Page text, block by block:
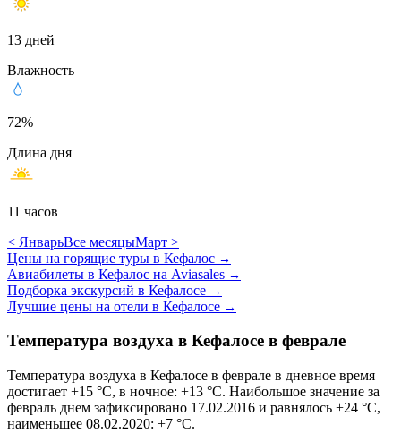
13 дней
Влажность
72%
Длина дня
11 часов
< ЯнварьВсе месяцыМарт >
Цены на горящие туры в Кефалос →
Авиабилеты в Кефалос на Aviasales →
Подборка экскурсий в Кефалосе →
Лучшие цены на отели в Кефалосе →
Температура воздуха в Кефалосе в феврале
Температура воздуха в Кефалосе в феврале в дневное время
достигает +15 °C, в ночное: +13 °C. Наибольшое значение за
февраль днем зафиксировано 17.02.2016 и равнялось +24 °C,
наименьшее 08.02.2020: +7 °C.